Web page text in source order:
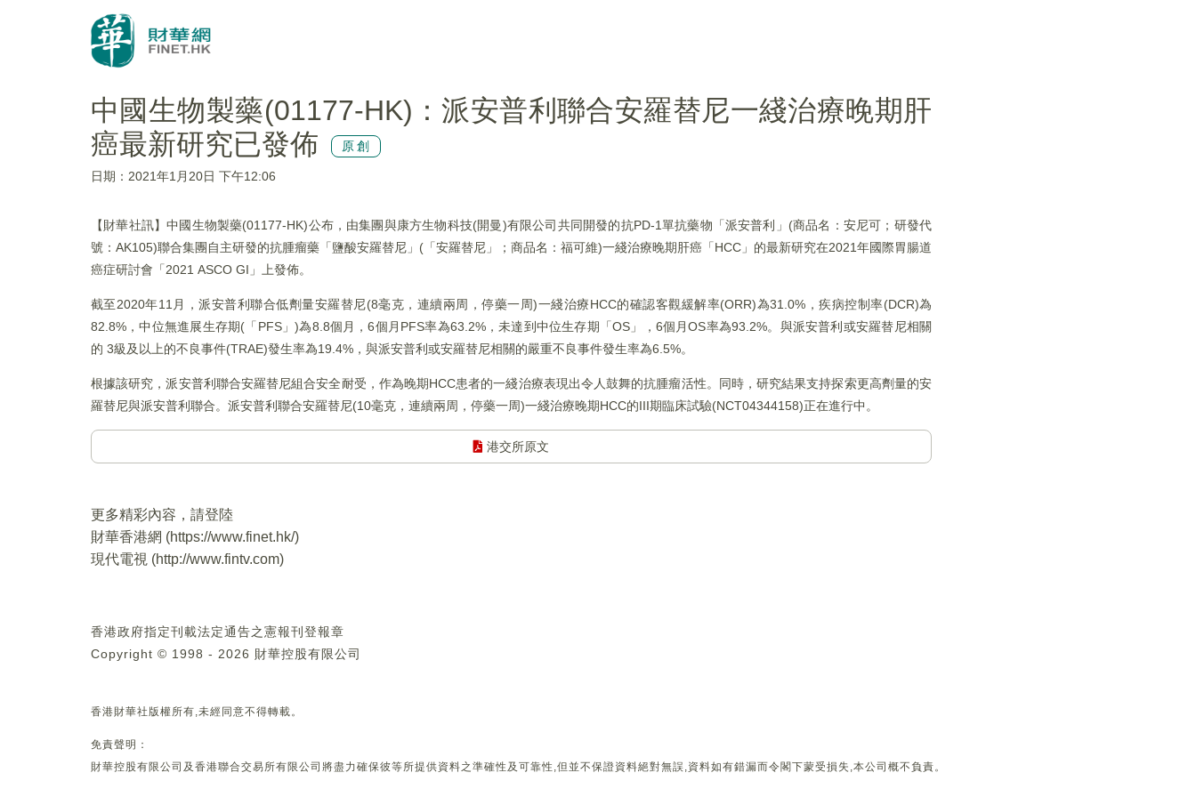
中國生物製藥(01177-HK)：派安普利聯合安羅替尼一綫治療晚期肝
癌最新研究已發佈
原創
日期：2021年1月20日 下午12:06
【財華社訊】中國生物製藥(01177-HK)公布，由集團與康方生物科技(開曼)有限公司共同開發的抗PD-1單抗藥物「派安普利」(商品名：安尼可；研發代
號：AK105)聯合集團自主研發的抗腫瘤藥「鹽酸安羅替尼」(「安羅替尼」；商品名：福可維)一綫治療晚期肝癌「HCC」的最新研究在2021年國際胃腸道
癌症研討會「2021 ASCO GI」上發佈。
截至2020年11月，派安普利聯合低劑量安羅替尼(8毫克，連續兩周，停藥一周)一綫治療HCC的確認客觀緩解率(ORR)為31.0%，疾病控制率(DCR)為
82.8%，中位無進展生存期(「PFS」)為8.8個月，6個月PFS率為63.2%，未達到中位生存期「OS」，6個月OS率為93.2%。與派安普利或安羅替尼相關
的 3級及以上的不良事件(TRAE)發生率為19.4%，與派安普利或安羅替尼相關的嚴重不良事件發生率為6.5%。
根據該研究，派安普利聯合安羅替尼組合安全耐受，作為晚期HCC患者的一綫治療表現出令人鼓舞的抗腫瘤活性。同時，研究結果支持探索更高劑量的安
羅替尼與派安普利聯合。派安普利聯合安羅替尼(10毫克，連續兩周，停藥一周)一綫治療晚期HCC的III期臨床試驗(NCT04344158)正在進行中。
港交所原文
更多精彩內容，請登陸
財華香港網 (https://www.finet.hk/)
現代電視 (http://www.fintv.com)
香港政府指定刊載法定通告之憲報刊登報章
Copyright © 1998 - 2026 財華控股有限公司
香港財華社版權所有,未經同意不得轉載。
免責聲明：
財華控股有限公司及香港聯合交易所有限公司將盡力確保彼等所提供資料之準確性及可靠性,但並不保證資料絕對無誤,資料如有錯漏而令閣下蒙受損失,本公司概不負責。